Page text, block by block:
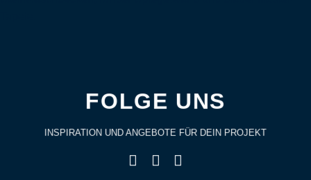
FOLGE UNS
INSPIRATION UND ANGEBOTE FÜR DEIN PROJEKT